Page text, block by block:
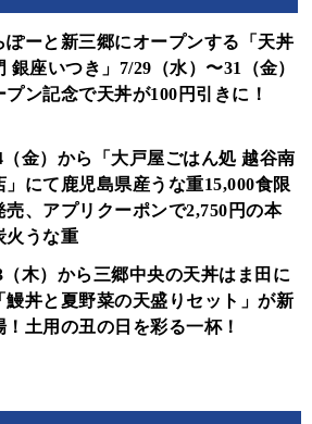
ぽーと新三郷にオープンする「天丼
銀座いつき」7/29（水）〜31（金）
プン記念で天丼が100円引きに！
（金）から「大戸屋ごはん処 越谷南
」にて鹿児島県産うな重15,000食限
売、アプリクーポンで2,750円の本
火うな重
（木）から三郷中央の天丼はま田に
鰻丼と夏野菜の天盛りセット」が新
！土用の丑の日を彩る一杯！